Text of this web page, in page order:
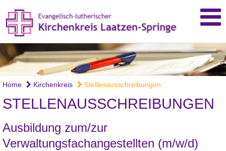
Home Kirchenkreis Stellenausschreibungen
STELLENAUSSCHREIBUNGEN
Ausbildung zum/zur
Verwaltungsfachangestellten (m/w/d)